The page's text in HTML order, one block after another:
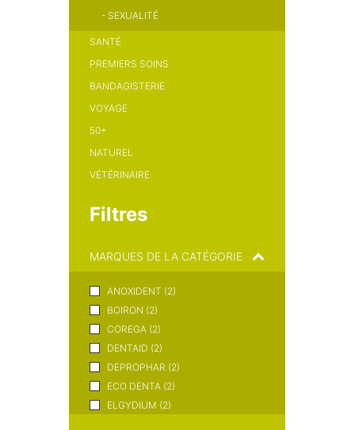
- SEXUALITÉ
SANTÉ
PREMIERS SOINS
BANDAGISTERIE
VOYAGE
50+
NATUREL
VÉTÉRINAIRE
Filtres
MARQUES DE LA CATÉGORIE
ANOXIDENT (2)
BOIRON (2)
COREGA (2)
DENTAID (2)
DEPROPHAR (2)
ECO DENTA (2)
ELGYDIUM (2)